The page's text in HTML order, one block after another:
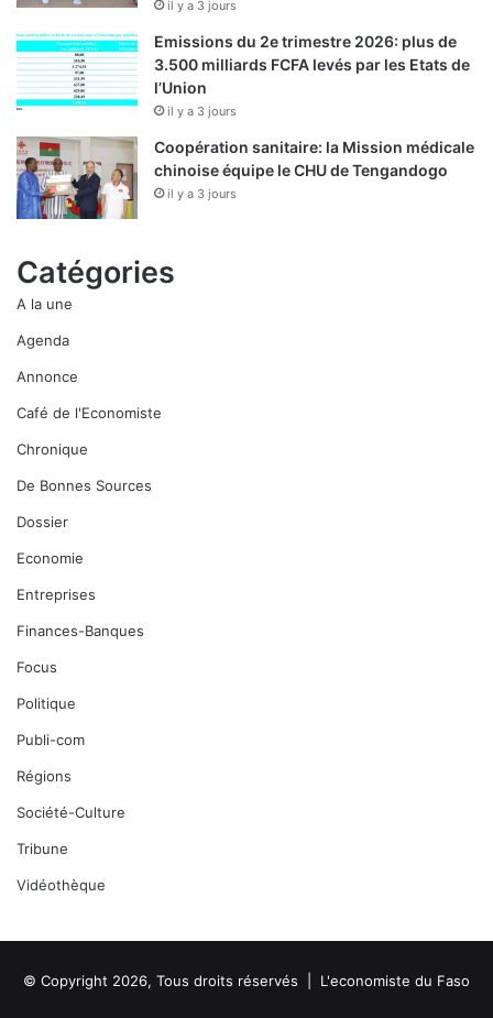
il y a 3 jours
Emissions du 2e trimestre 2026: plus de
3.500 milliards FCFA levés par les Etats de
l’Union
il y a 3 jours
Coopération sanitaire: la Mission médicale
chinoise équipe le CHU de Tengandogo
il y a 3 jours
Catégories
A la une
Agenda
Annonce
Café de l'Economiste
Chronique
De Bonnes Sources
Dossier
Economie
Entreprises
Finances-Banques
Focus
Politique
Publi-com
Régions
Société-Culture
Tribune
Vidéothèque
© Copyright 2026, Tous droits réservés | L'economiste du Faso